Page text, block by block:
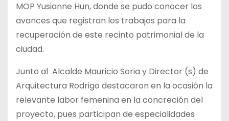
MOP Yusianne Hun, donde se pudo conocer los
avances que registran los trabajos para la
recuperación de este recinto patrimonial de la
ciudad.
Junto al Alcalde Mauricio Soria y Director (s) de
Arquitectura Rodrigo destacaron en la ocasión la
relevante labor femenina en la concreción del
proyecto, pues participan de especialidades